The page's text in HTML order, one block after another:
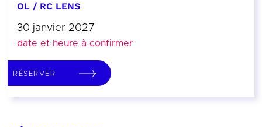
OL / RC LENS
30 janvier 2027
date et heure à confirmer
RÉSERVER